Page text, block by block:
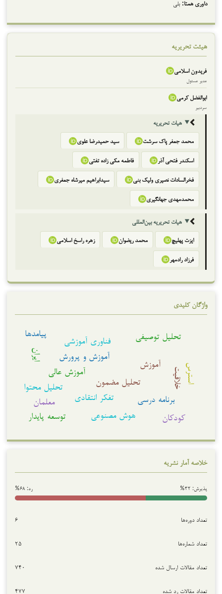
داوری همتا: بلی
هیئت تحریریه
فریدون اسلامی
مدیر مسئول
ابوالفضل کرمی
سردبیر
هیات تحریریه
محمد جعفر پاک سرشت سید حمیدرضا علوی
اسکندر فتحی آذر فاطمه مکی زاده تفتی
فخرالسادات نصیری ولیک بنی سیدابراهیم میرشاه جعفری
محمدمهدی جهانگیری
هیات تحریریه بین‌المللی
ایزت پهلیچ محمد ریضوان زهره راسخ اسلامی
فرزاد رادمهر
واژگان کلیدی
تحلیل مضمون
تفکر انتقادی
آموزش
آموزش عالی
برنامه درسی
هوش مصنوعی
آموزش و پرورش
فناوری آموزشی تحلیل توصیفی
تحلیل محتوا
توسعه پایدار
خلاقیت
معلمان
ایران
پیامدها
کودکان
استرس
خلاصه آمار نشریه
پذیرش: ۳۲% رد: ۶۸%
تعداد دوره‌ها ۶
تعداد شماره‌ها ۲۵
تعداد مقالات ارسال شده ۷۴۰
تعداد مقالات رد شده ۴۷۷